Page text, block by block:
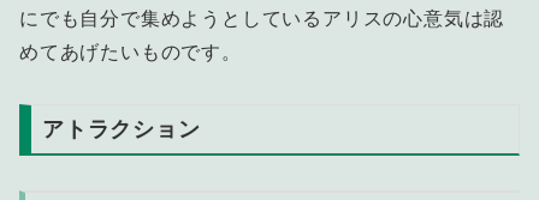
にでも自分で集めようとしているアリスの心意気は認
めてあげたいものです。
アトラクション